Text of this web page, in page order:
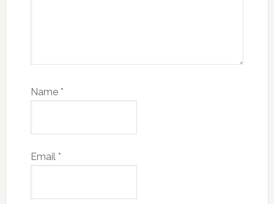
Name *
Email *